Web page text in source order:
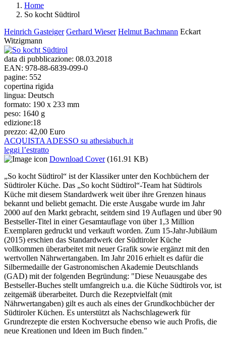
Tu sei qui
Home
So kocht Südtirol
Heinrich Gasteiger Gerhard Wieser Helmut Bachmann Eckart
Witzigmann
data di pubblicazione: 08.03.2018
EAN: 978-88-6839-099-0
pagine: 552
copertina rigida
lingua: Deutsch
formato: 190 x 233 mm
peso: 1640 g
edizione:18
prezzo: 42,00 Euro
ACQUISTA ADESSO su athesiabuch.it
leggi l’estratto
Download Cover (161.91 KB)
„So kocht Südtirol“ ist der Klassiker unter den Kochbüchern der
Südtiroler Küche. Das „So kocht Südtirol“-Team hat Südtirols
Küche mit diesem Standardwerk weit über ihre Grenzen hinaus
bekannt und beliebt gemacht. Die erste Ausgabe wurde im Jahr
2000 auf den Markt gebracht, seitdem sind 19 Auflagen und über 90
Bestseller-Titel in einer Gesamtauflage von über 1,3 Million
Exemplaren gedruckt und verkauft worden. Zum 15-Jahr-Jubiläum
(2015) erschien das Standardwerk der Südtiroler Küche
vollkommen überarbeitet mit neuer Grafik sowie ergänzt mit den
wertvollen Nährwertangaben. Im Jahr 2016 erhielt es dafür die
Silbermedaille der Gastronomischen Akademie Deutschlands
(GAD) mit der folgenden Begründung: "Diese Neuausgabe des
Bestseller-Buches stellt umfangreich u.a. die Küche Südtirols vor, ist
zeitgemäß überarbeitet. Durch die Rezeptvielfalt (mit
Nährwertangaben) gilt es auch als eines der Grundkochbücher der
Südtiroler Küchen. Es unterstützt als Nachschlagewerk für
Grundrezepte die ersten Kochversuche ebenso wie auch Profis, die
neue Kreationen und Ideen im Buch finden."